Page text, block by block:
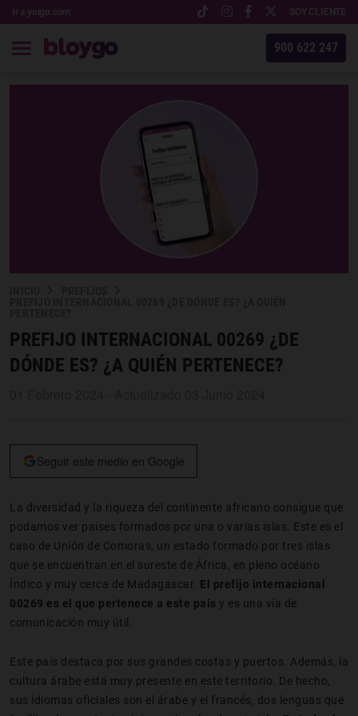
Ir a yoigo.com SOY CLIENTE
900 622 247
PREFIJO INTERNACIONAL 00269 ¿DE
DÓNDE ES? ¿A QUIÉN PERTENECE?
Seguir este medio en Google
La diversidad y la riqueza del continente africano consigue que
podamos ver países formados por una o varias islas. Este es el
caso de Unión de Comoras, un estado formado por tres islas
que se encuentran en el sureste de África, en pleno océano
Índico y muy cerca de Madagascar. El prefijo internacional
00269 es el que pertenece a este país y es una vía de
comunicación muy útil.
Este país destaca por sus grandes costas y puertos. Además, la
cultura árabe está muy presente en este territorio. De hecho,
sus idiomas oficiales son el árabe y el francés, dos lenguas que